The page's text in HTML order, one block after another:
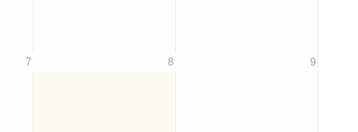
7 8 9